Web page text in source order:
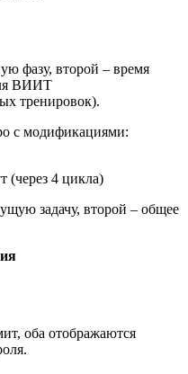
фазу, второй – время
ВИИТ
тренировок).
с модификациями:
(через 4 цикла)
задачу, второй – общее
оба отображаются